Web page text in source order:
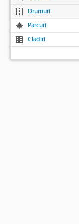
Drumuri
Parcuri
Cladiri